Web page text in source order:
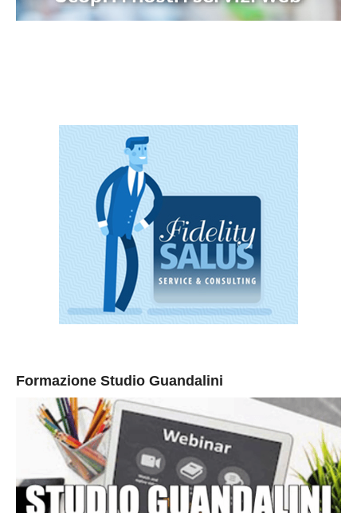
Formazione Studio Guandalini